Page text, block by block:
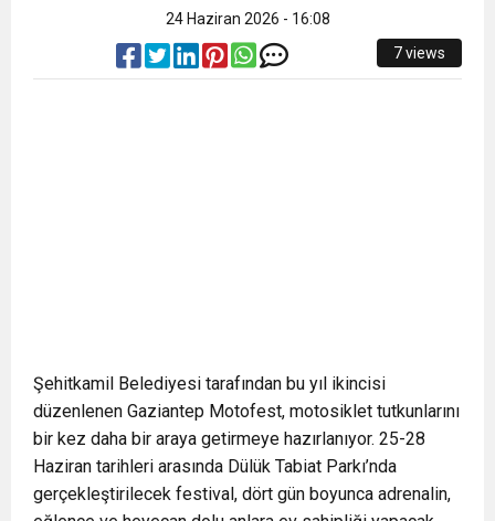
24 Haziran 2026 - 16:08
7 views
Şehitkamil Belediyesi tarafından bu yıl ikincisi
düzenlenen Gaziantep Motofest, motosiklet tutkunlarını
bir kez daha bir araya getirmeye hazırlanıyor. 25-28
Haziran tarihleri arasında Dülük Tabiat Parkı’nda
gerçekleştirilecek festival, dört gün boyunca adrenalin,